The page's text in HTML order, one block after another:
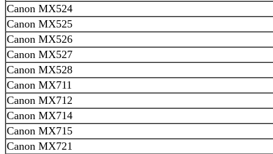
Canon MX524
Canon MX525
Canon MX526
Canon MX527
Canon MX528
Canon MX711
Canon MX712
Canon MX714
Canon MX715
Canon MX721